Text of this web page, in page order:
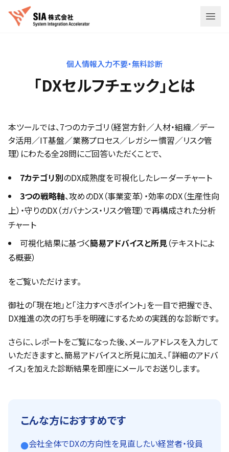
メニ
個人情報入力不要・無料診断
「DXセルフチェック」とは
本ツールでは、7つのカテゴリ（経営方針／人材・組織／デー
タ活用／IT基盤／業務プロセス／レガシー慣習／リスク管
理）にわたる全28問にご回答いただくことで、
7カテゴリ別のDX成熟度を可視化したレーダーチャート
3つの戦略軸、攻めのDX（事業変革）・効率のDX（生産性向
上）・守りのDX（ガバナンス・リスク管理）で再構成された分析
チャート
可視化結果に基づく簡易アドバイスと所見（テキストによ
る概要）
をご覧いただけます。
御社の「現在地」と「注力すべきポイント」を一目で把握でき、
DX推進の次の打ち手を明確にするための実践的な診断です。
さらに、レポートをご覧になった後、メールアドレスを入力して
いただきますと、簡易アドバイスと所見に加え、「詳細のアドバ
イス」を加えた診断結果を即座にメールでお送りします。
こんな方におすすめです
●会社全体でDXの方向性を見直したい経営者・役員